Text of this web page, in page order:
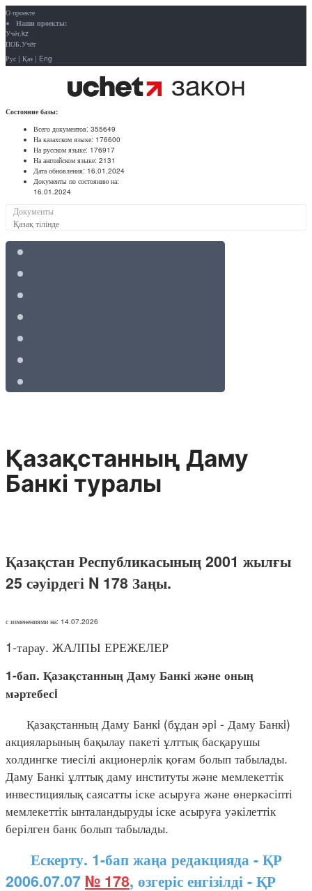
О проекте
Наши проекты:
Учёт.kz
ПОБ.Учёт
Рус | Қаз | Eng
Состояние базы:
Всего документов: 355649
На казахском языке: 176600
На русском языке: 176917
На английском языке: 2131
Дата обновления: 16.01.2024
Документы по состоянию на:
16.01.2024
Документы
Қазақ тілінде
Қазақстанның Даму
Банкі туралы
Қазақстан Республикасының 2001 жылғы
25 сәуірдегі N 178 Заңы.
с изменениями на: 14.07.2026
1-тарау. ЖАЛПЫ ЕРЕЖЕЛЕР
1-бап. Қазақстанның Даму Банкі және оның
мәртебесi
Қазақстанның Даму Банкi (бұдан әрi - Даму Банкi)
акцияларының бақылау пакеті ұлттық басқарушы
холдингке тиесілі акционерлік қоғам болып табылады.
Даму Банкі ұлттық даму институты және мемлекеттік
инвестициялық саясатты іске асыруға және өнеркәсіпті
мемлекеттік ынталандыруды іске асыруға уәкілеттік
берілген банк болып табылады.
Ескерту. 1-бап жаңа редакцияда - ҚР
2006.07.07 № 178, өзгеріс енгізілді - ҚР